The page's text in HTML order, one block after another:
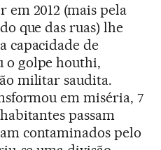
em 2012 (mais pela
que das ruas) lhe
capacidade de
o golpe houthi,
militar saudita.
em miséria, 7
passam
contaminados pelo